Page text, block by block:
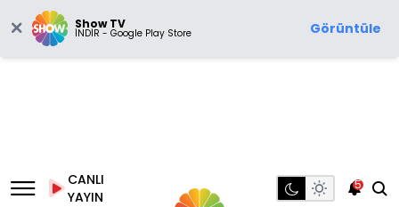
Show TV
İNDİR - Google Play Store Görüntüle
CANLI
YAYIN
5